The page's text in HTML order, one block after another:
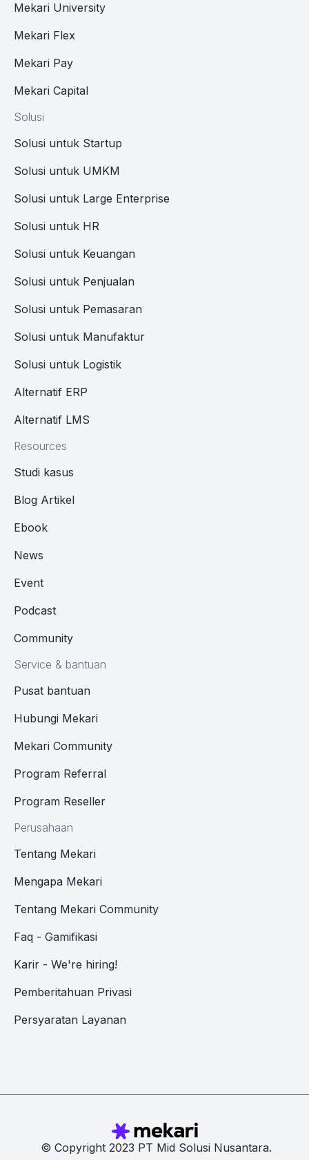
Mekari University
Mekari Flex
Mekari Pay
Mekari Capital
Solusi
Solusi untuk Startup
Solusi untuk UMKM
Solusi untuk Large Enterprise
Solusi untuk HR
Solusi untuk Keuangan
Solusi untuk Penjualan
Solusi untuk Pemasaran
Solusi untuk Manufaktur
Solusi untuk Logistik
Alternatif ERP
Alternatif LMS
Resources
Studi kasus
Blog Artikel
Ebook
News
Event
Podcast
Community
Service & bantuan
Pusat bantuan
Hubungi Mekari
Mekari Community
Program Referral
Program Reseller
Perusahaan
Tentang Mekari
Mengapa Mekari
Tentang Mekari Community
Faq - Gamifikasi
Karir - We're hiring!
Pemberitahuan Privasi
Persyaratan Layanan
© Copyright 2023 PT Mid Solusi Nusantara.